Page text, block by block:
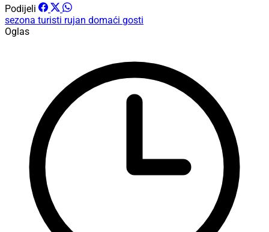
Podijeli
sezona turisti rujan domaći gosti
Oglas